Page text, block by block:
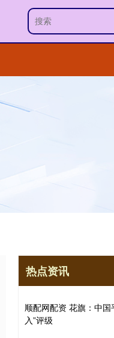
热点资讯
顺配网配资 花旗：中
入”评级